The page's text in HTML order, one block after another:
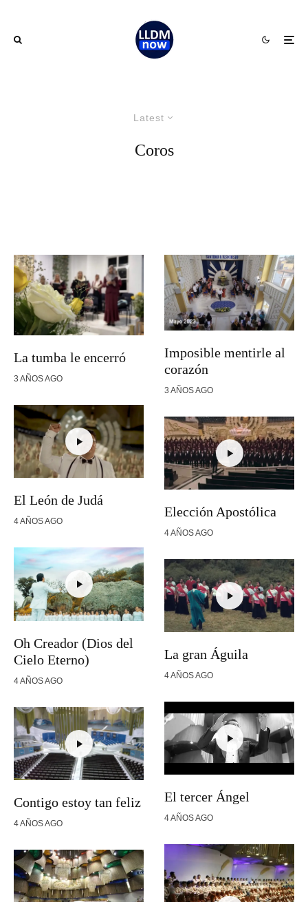
Latest
Coros
La tumba le encerró
3 AÑOS AGO
El León de Judá
4 AÑOS AGO
Oh Creador (Dios del
Cielo Eterno)
4 AÑOS AGO
Contigo estoy tan feliz
4 AÑOS AGO
Imposible mentirle al
corazón
3 AÑOS AGO
Elección Apostólica
4 AÑOS AGO
La gran Águila
4 AÑOS AGO
El tercer Ángel
4 AÑOS AGO